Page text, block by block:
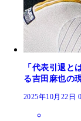
「代表引退と
る吉田麻也の
2025年10月22日